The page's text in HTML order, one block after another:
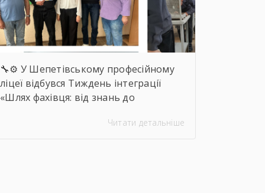
🔧⚙️ У Шепетівському професійному
ліцеї відбувся Тиждень інтеграції
«Шлях фахівця: від знань до
слюсаря-ремонтника. Протягом
Читати детальніше